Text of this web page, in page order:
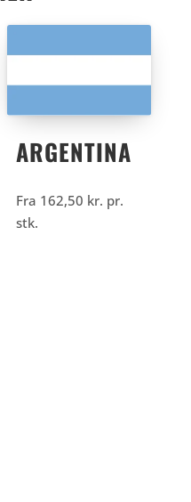
ARGENTINA
Fra 162,50 kr. pr.
stk.